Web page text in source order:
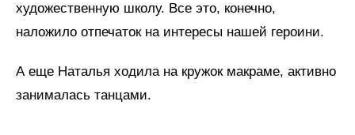
художественную школу. Все это, конечно,
наложило отпечаток на интересы нашей героини.
А еще Наталья ходила на кружок макраме, активно
занималась танцами.